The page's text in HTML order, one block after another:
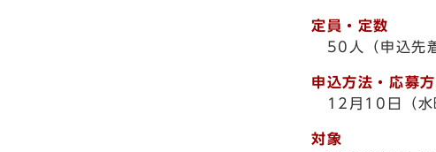
定員・定数
50人（申込先
申込方法・応募
12月10日（水
対象